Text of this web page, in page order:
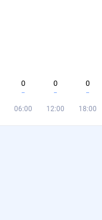
0
06:00
0
12:00
0
18:00